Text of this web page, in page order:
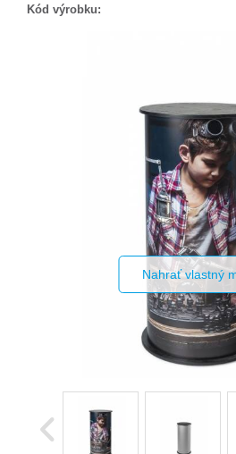
Kód výrobku:
Nahrať vlastný